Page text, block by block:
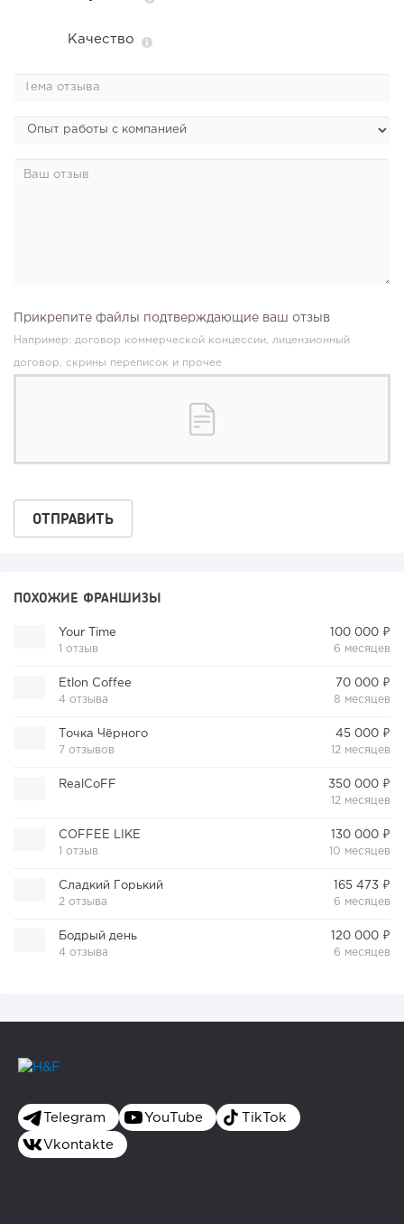
Качество
Прикрепите файлы подтверждающие ваш отзыв
Например: договор коммерческой концессии, лицензионный
договор, скрины переписок и прочее
ПОХОЖИЕ ФРАНШИЗЫ
Your Time
1 отзыв
100 000 ₽
6 месяцев
Etlon Coffee
4 отзыва
70 000 ₽
8 месяцев
Точка Чёрного
7 отзывов
45 000 ₽
12 месяцев
RealCoFF
350 000 ₽
12 месяцев
COFFEE LIKE
1 отзыв
130 000 ₽
10 месяцев
Сладкий Горький
2 отзыва
165 473 ₽
6 месяцев
Бодрый день
4 отзыва
120 000 ₽
6 месяцев
Telegram YouTube TikTok
Vkontakte